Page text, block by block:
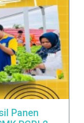
Panen